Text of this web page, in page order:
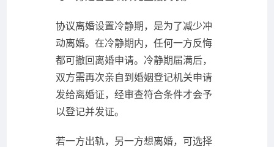
协议离婚设置冷静期，是为了减少冲
动离婚。在冷静期内，任何一方反悔
都可撤回离婚申请。冷静期届满后，
双方需再次亲自到婚姻登记机关申请
发给离婚证，经审查符合条件才会予
以登记并发证。
若一方出轨，另一方想离婚，可选择